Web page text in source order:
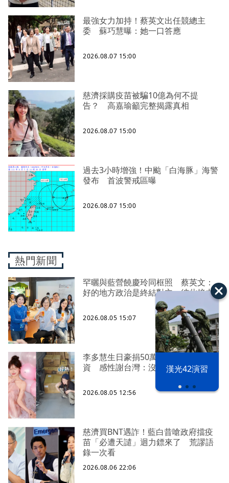
漢光42演習
最強女力加持！蔡英文出任競總主
委 蘇巧慧曝：她一口答應
2026.08.07 15:00
慈濟採購疫苗被騙10億為何不提
告？ 高嘉瑜籲完整揭露真相
2026.08.07 15:00
過去3小時增強！中颱「白海豚」海警
發布 首波警戒區曝
2026.08.07 15:00
熱門新聞
罕曬與藍營饒慶玲同框照 蔡英文：
好的地方政治是終結對立、彼此接力
2026.08.05 15:07
李多慧生日豪捐50萬、親搭卡車送物
資 感性謝台灣：沒有大家就沒我
2026.08.05 12:56
慈濟買BNT遇詐！藍白昔嗆政府擋疫
苗「必遭天譴」迴力鏢來了 荒謬語
錄一次看
2026.08.06 22:06